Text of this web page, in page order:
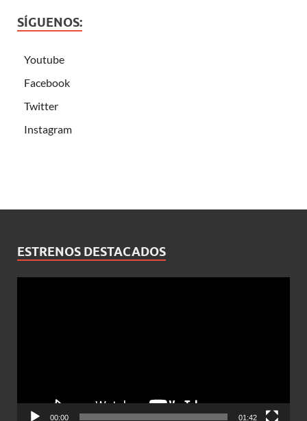
SÍGUENOS:
Youtube
Facebook
Twitter
Instagram
ESTRENOS DESTACADOS
00:00 01:42